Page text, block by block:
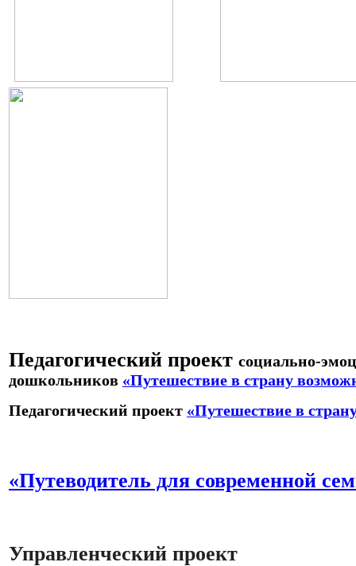
Педагогический проект социально-
дошкольников «Путешествие в страну
Педагогический проект «Путешествие в
«Путеводитель для современной
Управленческий проект